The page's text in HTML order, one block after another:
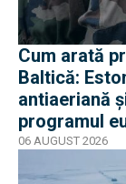
Cum arată
Baltică:
antiaeriană
programul
06 AUGUST 2026